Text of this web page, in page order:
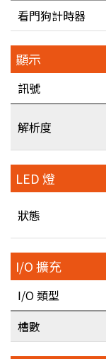
看門狗計時器
顯示
訊號
解析度
LED 燈
狀態
I/O 擴充
I/O 類型
槽數